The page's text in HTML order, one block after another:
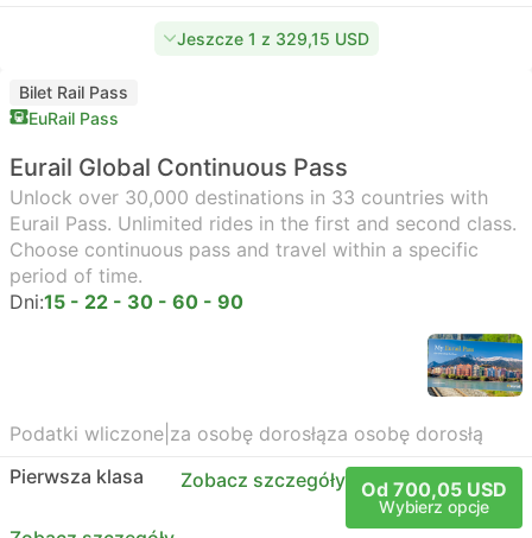
Jeszcze 1 z 329,15 USD
Bilet Rail Pass
EuRail Pass
Eurail Global Continuous Pass
Unlock over 30,000 destinations in 33 countries with
Eurail Pass. Unlimited rides in the first and second class.
Choose continuous pass and travel within a specific
period of time.
Dni:15 - 22 - 30 - 60 - 90
Podatki wliczone za osobę dorosłąza osobę dorosłą
Pierwsza klasa
Zobacz szczegóły Od 700,05 USD
Wybierz opcje